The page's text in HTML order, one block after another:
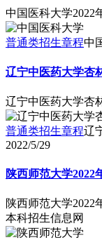
中国医科大学2022
普通类招生章程中
辽宁中医药大学杏
辽宁中医药大学杏
普通类招生章程辽
2022/5/29
陕西师范大学2022
陕西师范大学2022
本科招生信息网